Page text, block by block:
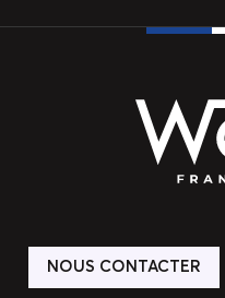
NOUS CONTACTER